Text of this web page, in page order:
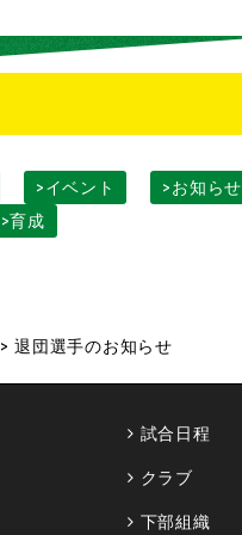
>イベント >お知らせ
>育成
> 退団選手のお知らせ
試合日程
クラブ
下部組織